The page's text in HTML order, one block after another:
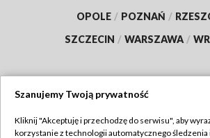
OPOLE / POZNAŃ /
SZCZECIN / WARSZAWA /
Szanujemy Twoją prywatność
Kliknij "Akceptuję i przechodzę do serwisu", aby
korzystanie z technologii automatycznego śledzenia